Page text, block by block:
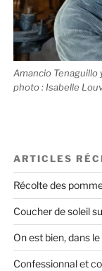
Amancio Tenaguillo
photo : Isabelle
ARTICLES
Récolte des
Coucher de soleil
On est bien, dans le
Confessionnal et